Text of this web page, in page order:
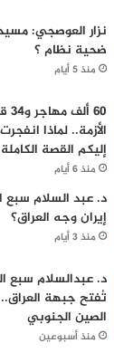
نزار العوصجي:
ضحية نظام ؟
منذ 5 أيام
الأزمة.. لماذا
إليكم القصة الكاملة
منذ 6 أيام
د. عبد السلام
إيران وجه العراق؟
منذ 3 أيام
د. عبدالسلام سبع
تُفتح جبهة العراق..
الصين الجنوبي
منذ أسبوعين